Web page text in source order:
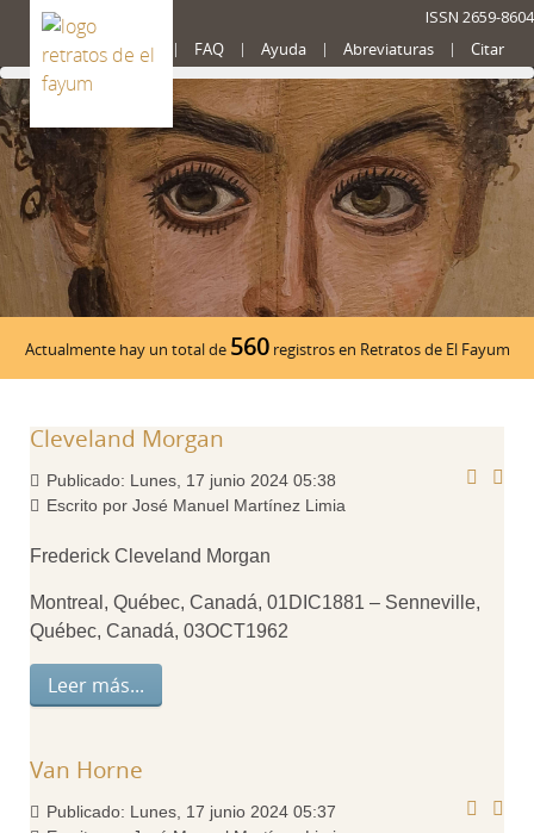
ISSN 2659-8604
Presentación FAQ Ayuda Abreviaturas Citar
Actualmente hay un total de 560registros en Retratos de El Fayum
Cleveland Morgan
Publicado: Lunes, 17 junio 2024 05:38
Escrito por José Manuel Martínez Limia
Frederick Cleveland Morgan
Montreal, Québec, Canadá, 01DIC1881 – Senneville,
Québec, Canadá, 03OCT1962
Leer más...
Van Horne
Publicado: Lunes, 17 junio 2024 05:37